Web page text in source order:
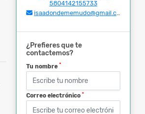
5804142155733
isaadondememudo@gmail.com
¿Prefieres que te
contactemos?
Tu nombre *
Correo electrónico *